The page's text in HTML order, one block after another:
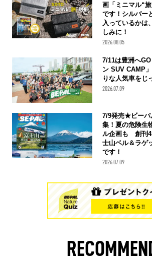
画「ミニマル“
です！シルバー
入っているかは
しみに！
2026.08.05
7/11は豊洲へ
ン SUV CAMP
りな人気車をじ
2026.07.09
7/9発売★ビーパ
集！夏の危険生
ル企画も 創刊
士山ベル＆ラゲ
です！
2026.07.09